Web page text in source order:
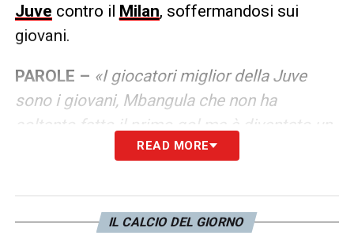
Juve contro il Milan, soffermandosi sui
giovani.
PAROLE – «I giocatori miglior della Juve
sono i giovani, Mbangula che non ha
soltanto fatto il primo gol ma è diventato un
titolare fisso di questa squadra. Io sto
di quelli che sono stati gli acquisti, di
Koopmeiners che sta crescendo, di Douglas
READ MORE
IL CALCIO DEL GIORNO